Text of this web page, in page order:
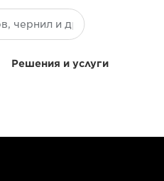
Решения и услуги